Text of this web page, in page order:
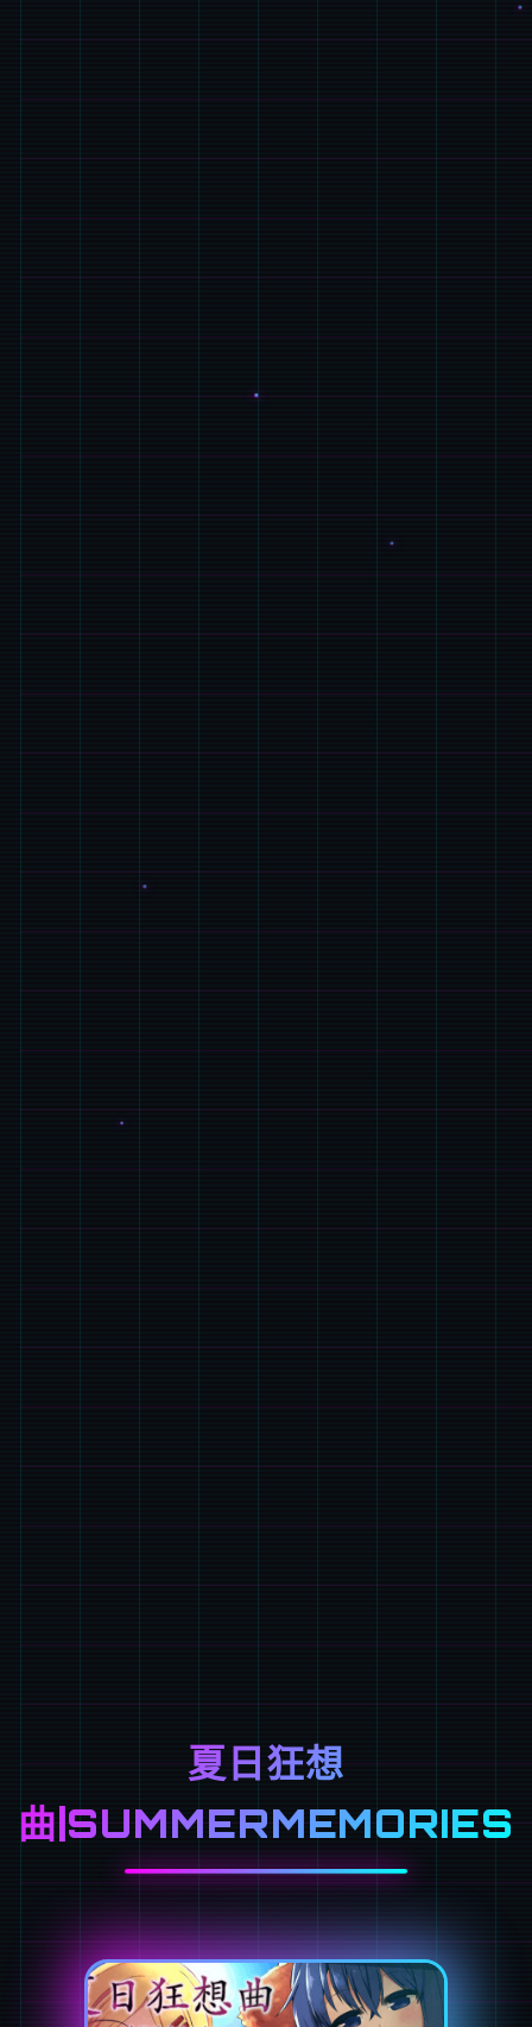
夏日狂想
曲|SUMMERMEMORIES